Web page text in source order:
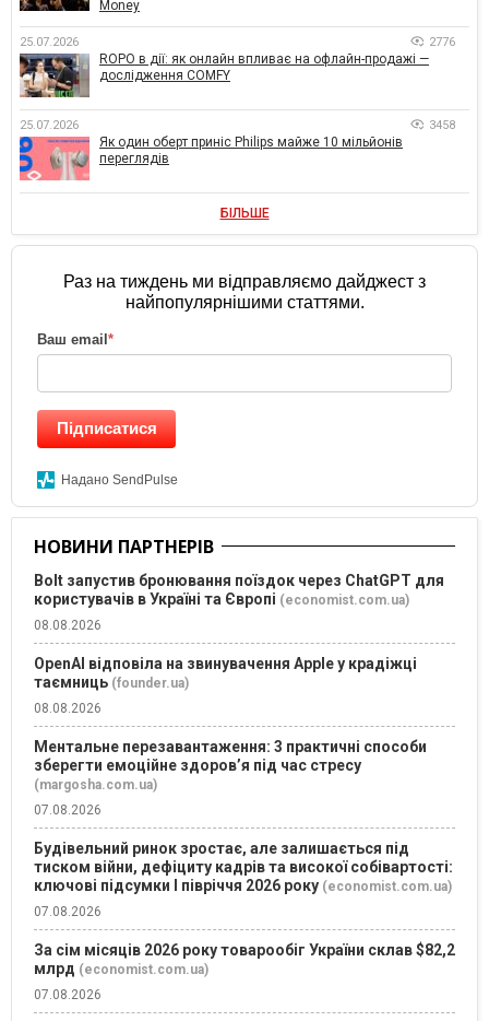
Money
25.07.2026 2776
ROPO в дії: як онлайн впливає на офлайн-продажі —
дослідження COMFY
25.07.2026 3458
Як один оберт приніс Philips майже 10 мільйонів
переглядів
БІЛЬШЕ
Раз на тиждень ми відправляємо дайджест з
найпопулярнішими статтями.
Ваш email *
Підписатися
Надано SendPulse
НОВИНИ ПАРТНЕРІВ
Bolt запустив бронювання поїздок через ChatGPT для
користувачів в Україні та Європі (economist.com.ua)
08.08.2026
OpenAI відповіла на звинувачення Apple у крадіжці
таємниць (founder.ua)
08.08.2026
Ментальне перезавантаження: 3 практичні способи
зберегти емоційне здоров’я під час стресу
(margosha.com.ua)
07.08.2026
Будівельний ринок зростає, але залишається під
тиском війни, дефіциту кадрів та високої собівартості:
ключові підсумки І півріччя 2026 року (economist.com.ua)
07.08.2026
За сім місяців 2026 року товарообіг України склав $82,2
млрд (economist.com.ua)
07.08.2026